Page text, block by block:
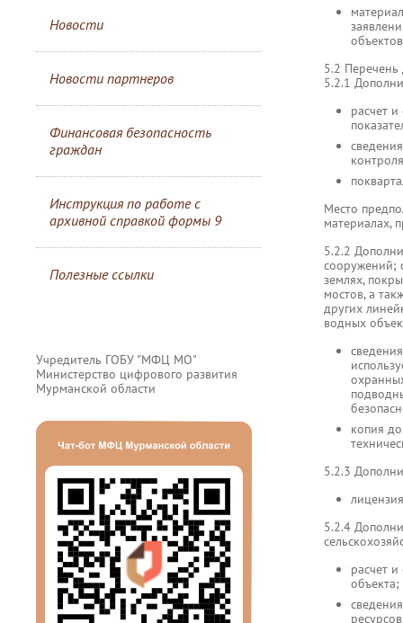
Новости
Новости партнеров
Финансовая безопасность
граждан
Инструкция по работе с
архивной справкой формы 9
Полезные ссылки
Учредитель ГОБУ "МФЦ МО"
Министерство цифрового развития
Мурманской области
5.2 Перечень
5.2.1
расчет
Место
материалах,
5.2.2
сооружений;
землях,
мостов, а
других
водных
копия
5.2.3
5.2.4
расчет
объекта;